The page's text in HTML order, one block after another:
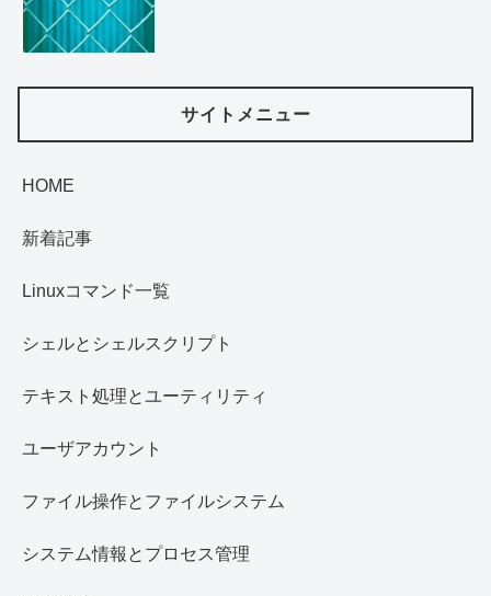
サイトメニュー
HOME
新着記事
Linuxコマンド一覧
シェルとシェルスクリプト
テキスト処理とユーティリティ
ユーザアカウント
ファイル操作とファイルシステム
システム情報とプロセス管理